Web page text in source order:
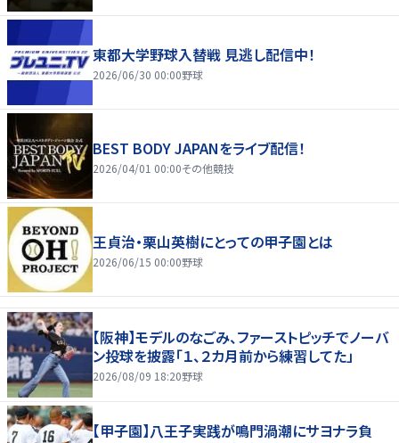
東都大学野球入替戦 見逃し配信中！
2026/06/30 00:00野球
BEST BODY JAPANをライブ配信！
2026/04/01 00:00その他競技
王貞治・栗山英樹にとっての甲子園とは
2026/06/15 00:00野球
【阪神】モデルのなごみ、ファーストピッチでノーバ
ン投球を披露「１、２カ月前から練習してた」
2026/08/09 18:20野球
【甲子園】八王子実践が鳴門渦潮にサヨナラ負